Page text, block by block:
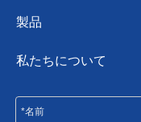
製品
私たちについて